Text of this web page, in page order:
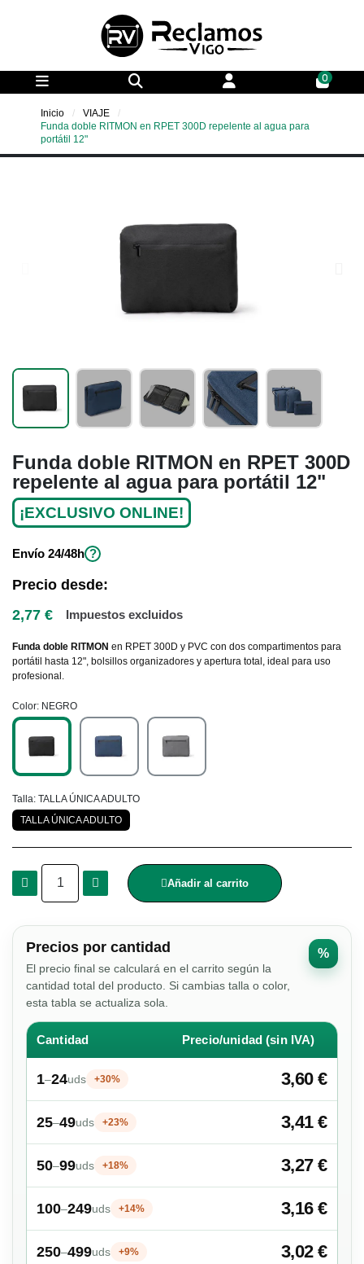
0
Inicio
VIAJE
Funda doble RITMON en RPET 300D repelente al agua para
portátil 12"
Funda doble RITMON en RPET 300D
repelente al agua para portátil 12"
¡EXCLUSIVO ONLINE!
Envío 24/48h ?
Precio desde:
2,77 €
Impuestos excluidos
Funda doble RITMON en RPET 300D y PVC con dos compartimentos para
portátil hasta 12", bolsillos organizadores y apertura total, ideal para uso
profesional.
Color NEGRO
Talla TALLA ÚNICA ADULTO
TALLA ÚNICA ADULTO
Añadir al carrito
Precios por cantidad
El precio final se calculará en el carrito según la
cantidad total del producto. Si cambias talla o color,
esta tabla se actualiza sola.
%
Cantidad Precio/unidad (sin IVA)
1–24uds +30% 3,60 €
25–49uds +23% 3,41 €
50–99uds +18% 3,27 €
100–249uds +14% 3,16 €
250–499uds +9% 3,02 €